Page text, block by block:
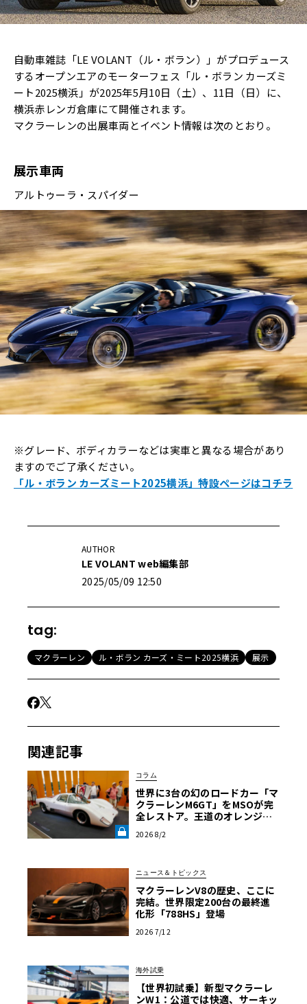
自動車雑誌「LE VOLANT（ル・ボラン）」がプロデュース
するオープンエアのモーターフェス「ル・ボラン カーズミ
ート2025横浜」が2025年5月10日（土）、11日（日）に、
横浜赤レンガ倉庫にて開催されます。
マクラーレンの出展車両とイベント情報は次のとおり。
展示車両
アルトゥーラ・スパイダー
※グレード、ボディカラーなどは実車と異なる場合があり
ますのでご了承ください。
「ル・ボラン カーズミート2025横浜」特設ページはコチラ
AUTHOR
LE VOLANT web編集部
2025/05/09 12:50
tag:
マクラーレン ル・ボラン カーズ・ミート2025横浜 展示
関連記事
コラム
世界に3台の幻のロードカー「マ
クラーレンM6GT」をMSOが完
全レストア。王道のオレンジで
【グッドウッドFoS 2026】《LE
2026 8/2
ニュース＆トピックス
マクラーレンV8の歴史、ここに
完結。世界限定200台の最終進
化形「788HS」登場
2026 7/12
海外試乗
【世界初試乗】新型マクラーレ
ンW1：公道では快適、サーキッ